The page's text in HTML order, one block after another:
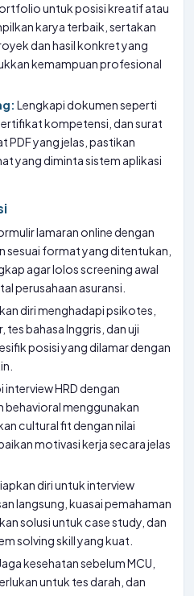
untuk posisi kreatif atau
karya terbaik, sertakan
dan hasil konkret yang
kemampuan profesional
Lengkapi dokumen seperti
kompetensi, dan surat
PDF yang jelas, pastikan
yang diminta sistem aplikasi
lamaran online dengan
sesuai format yang ditentukan,
agar lolos screening awal
perusahaan asuransi.
diri menghadapi psikotes,
tes bahasa Inggris, dan uji
posisi yang dilamar dengan
interview HRD dengan
behavioral menggunakan
cultural fit dengan nilai
motivasi kerja secara jelas
diri untuk interview
langsung, kuasai pemahaman
solusi untuk case study, dan
solving skill yang kuat.
kesehatan sebelum MCU,
untuk tes darah, dan